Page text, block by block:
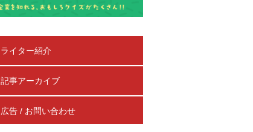
ライター紹介
記事アーカイブ
広告 / お問い合わせ